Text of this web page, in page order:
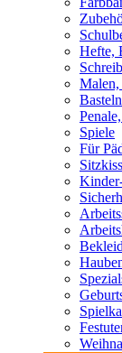
Hefte,
Malen,
Basteln
Spiele
Für